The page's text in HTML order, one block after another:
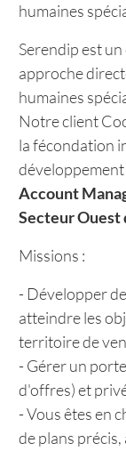
humaines
Serendip est
approche
humaines
Notre client
la fécondation
développement
Account
Secteur Ouest
Missions :
- Développer
atteindre les
territoire de
- Gérer un
d'offres) et
- Vous êtes en
de plans